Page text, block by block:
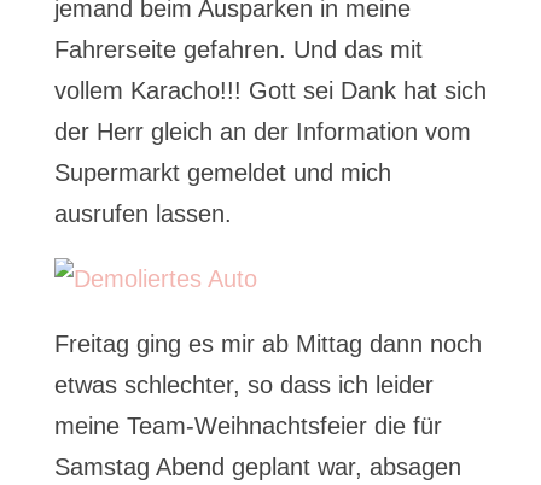
jemand beim Ausparken in meine
Fahrerseite gefahren. Und das mit
vollem Karacho!!! Gott sei Dank hat sich
der Herr gleich an der Information vom
Supermarkt gemeldet und mich
ausrufen lassen.
Freitag ging es mir ab Mittag dann noch
etwas schlechter, so dass ich leider
meine Team-Weihnachtsfeier die für
Samstag Abend geplant war, absagen